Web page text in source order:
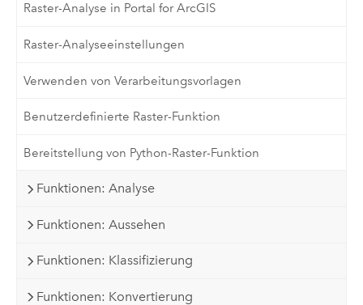
Raster-Analyse in Portal for ArcGIS
Raster-Analyseeinstellungen
Verwenden von Verarbeitungsvorlagen
Benutzerdefinierte Raster-Funktion
Bereitstellung von Python-Raster-Funktion
Funktionen: Analyse
Funktionen: Aussehen
Funktionen: Klassifizierung
Funktionen: Konvertierung